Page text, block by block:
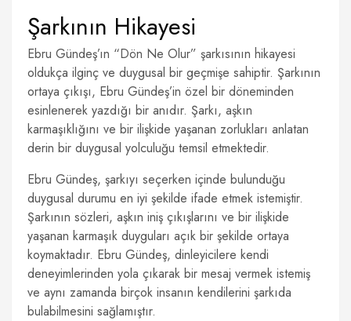
Şarkının Hikayesi
Ebru Gündeş’ın “Dön Ne Olur” şarkısının hikayesi
oldukça ilginç ve duygusal bir geçmişe sahiptir. Şarkının
ortaya çıkışı, Ebru Gündeş’in özel bir döneminden
esinlenerek yazdığı bir anıdır. Şarkı, aşkın
karmaşıklığını ve bir ilişkide yaşanan zorlukları anlatan
derin bir duygusal yolculuğu temsil etmektedir.
Ebru Gündeş, şarkıyı seçerken içinde bulunduğu
duygusal durumu en iyi şekilde ifade etmek istemiştir.
Şarkının sözleri, aşkın iniş çıkışlarını ve bir ilişkide
yaşanan karmaşık duyguları açık bir şekilde ortaya
koymaktadır. Ebru Gündeş, dinleyicilere kendi
deneyimlerinden yola çıkarak bir mesaj vermek istemiş
ve aynı zamanda birçok insanın kendilerini şarkıda
bulabilmesini sağlamıştır.